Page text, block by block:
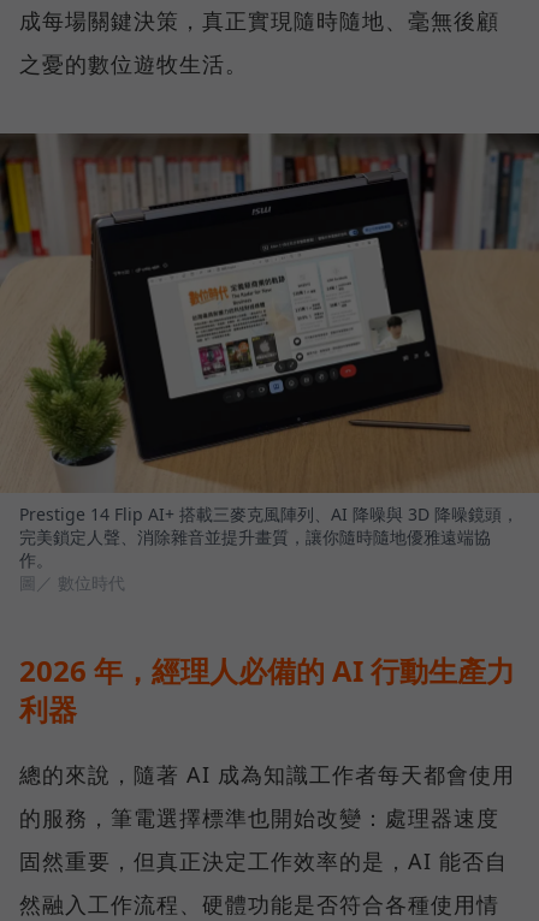
成每場關鍵決策，真正實現隨時隨地、毫無後顧
之憂的數位遊牧生活。
Prestige 14 Flip AI+ 搭載三麥克風陣列、AI 降噪與 3D 降噪鏡頭，
完美鎖定人聲、消除雜音並提升畫質，讓你隨時隨地優雅遠端協
作。
圖／ 數位時代
2026 年，經理人必備的 AI 行動生產力
利器
總的來說，隨著 AI 成為知識工作者每天都會使用
的服務，筆電選擇標準也開始改變：處理器速度
固然重要，但真正決定工作效率的是，AI 能否自
然融入工作流程、硬體功能是否符合各種使用情